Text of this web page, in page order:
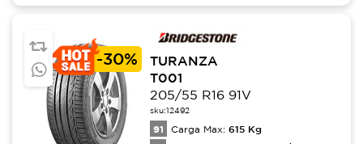
-30%
TURANZA
T001
205/55 R16 91V
sku:12492
91 Carga Max: 615 Kg